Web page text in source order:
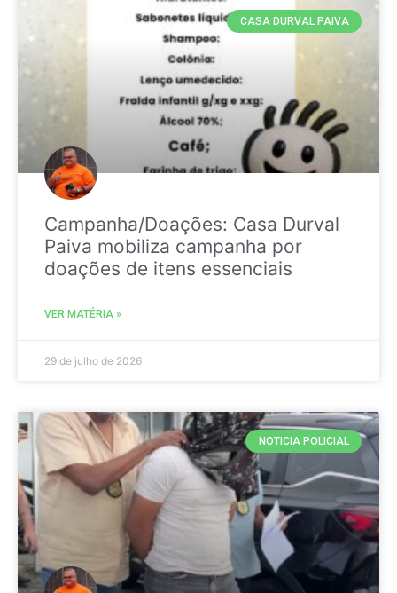
CASA DURVAL PAIVA
Campanha/Doações: Casa Durval
Paiva mobiliza campanha por
doações de itens essenciais
VER MATÉRIA »
29 de julho de 2026
NOTICIA POLICIAL